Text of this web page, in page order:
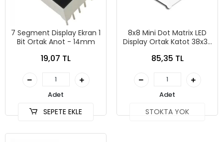
7 Segment Display Ekran 1
Bit Ortak Anot - 14mm
19,07 TL
Adet
SEPETE EKLE
8x8 Mini Dot Matrix LED
Display Ortak Katot 38x38
85,35 TL
Adet
STOKTA YOK